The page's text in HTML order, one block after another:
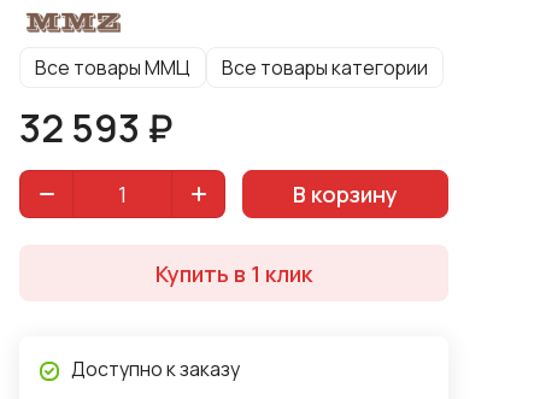
Все товары ММЦ Все товары категории
32 593 ₽
В корзину
Купить в 1 клик
Доступно к заказу